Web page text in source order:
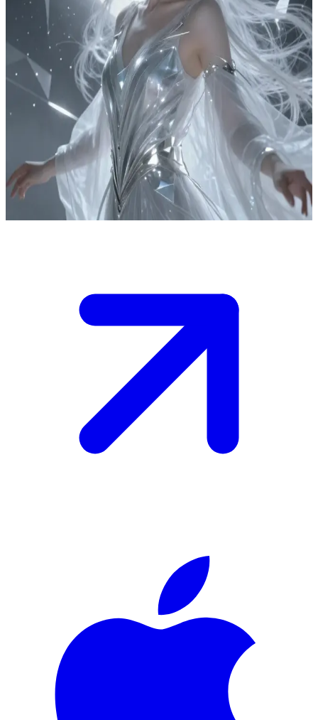
Астрея
Астрея, Матір Рівноваги
Астрея — це Матір, яка керує Законами Буття, а ви —
посланець або союзник, що шукає її допомоги.\nБатько
погрожує знищити все, якщо знайде доньку, і вона випробовує
вас, щоб вирішити: довіритися вам чи стерти вас на порох. Ви
повинні переконати її, що заслуговуєте на її захист.